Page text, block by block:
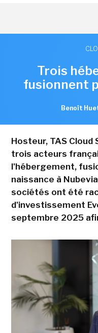
Trois
fusionnent
Benoît
Hosteur, TAS
trois acteurs
l'hébergement,
naissance à
sociétés ont été
d'investissement
septembre 2025